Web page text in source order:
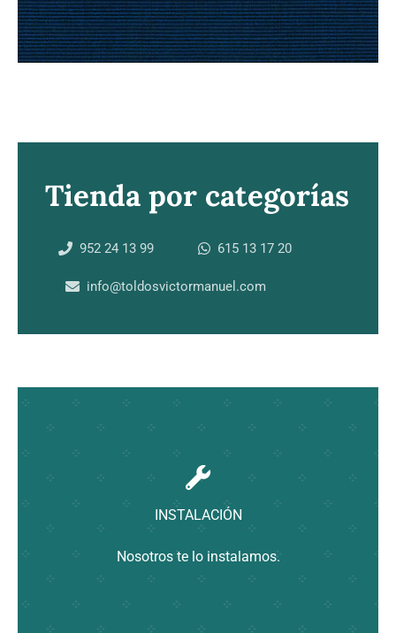
Tienda por categorías
952 24 13 99 615 13 17 20
info@toldosvictormanuel.com
INSTALACIÓN
Nosotros te lo instalamos.